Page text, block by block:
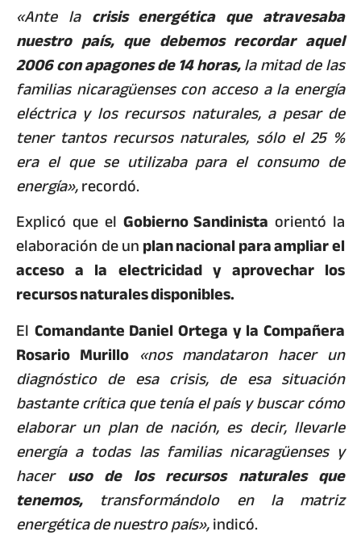
«Ante la crisis energética que atravesaba
nuestro país, que debemos recordar aquel
2006 con apagones de 14 horas,la mitad de las
familias nicaragüenses con acceso a la energía
eléctrica y los recursos naturales, a pesar de
tener tantos recursos naturales, sólo el 25 %
era el que se utilizaba para el consumo de
energía»,recordó.
Explicó que el Gobierno Sandinista orientó la
elaboración de unplan nacional para ampliar el
acceso a la electricidad y aprovechar los
recursos naturales disponibles.
El Comandante Daniel Ortega y la Compañera
Rosario Murillo «nos mandataron hacer un
diagnóstico de esa crisis, de esa situación
bastante crítica que tenía el país y buscar cómo
elaborar un plan de nación, es decir, llevarle
energía a todas las familias nicaragüenses y
hacer uso de los recursos naturales que
tenemos, transformándolo en la matriz
energética de nuestro país»,indicó.